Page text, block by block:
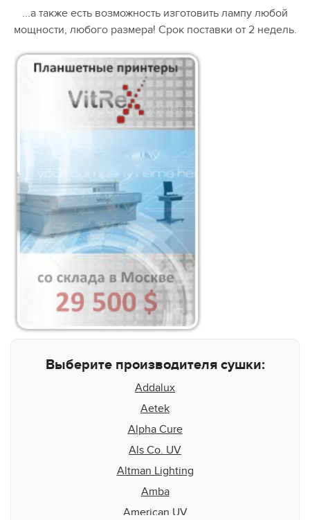
...а также есть возможность изготовить лампу любой
мощности, любого размера! Срок поставки от 2 недель.
Выберите производителя сушки:
Addalux
Aetek
Alpha Cure
Als Co. UV
Altman Lighting
Amba
American UV